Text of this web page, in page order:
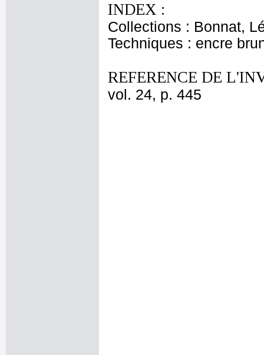
INDEX :
Collections : Bonnat,
Techniques : encre
REFERENCE DE
vol. 24, p. 445